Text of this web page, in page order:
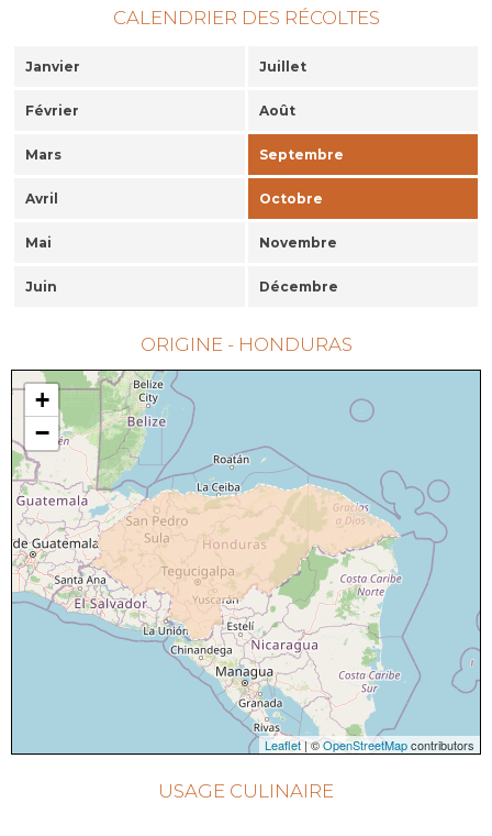
CALENDRIER DES RÉCOLTES
Janvier Juillet
Février Août
Mars Septembre
Avril Octobre
Mai Novembre
Juin Décembre
ORIGINE - HONDURAS
+
−
Leaflet | ©OpenStreetMapcontributors
USAGE CULINAIRE